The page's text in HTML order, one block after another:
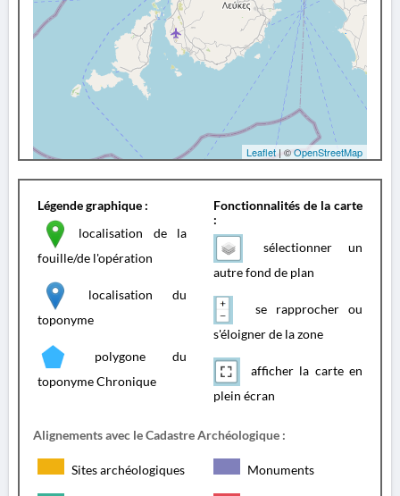
Leaflet| ©OpenStreetMap
Légende graphique :
localisation de la
fouille/de l'opération
localisation du
toponyme
polygone du
toponyme Chronique
Fonctionnalités de la carte
:
sélectionner un
autre fond de plan
se rapprocher ou
s'éloigner de la zone
afficher la carte en
plein écran
Alignements avec le Cadastre Archéologique :
Sites archéologiques Monuments